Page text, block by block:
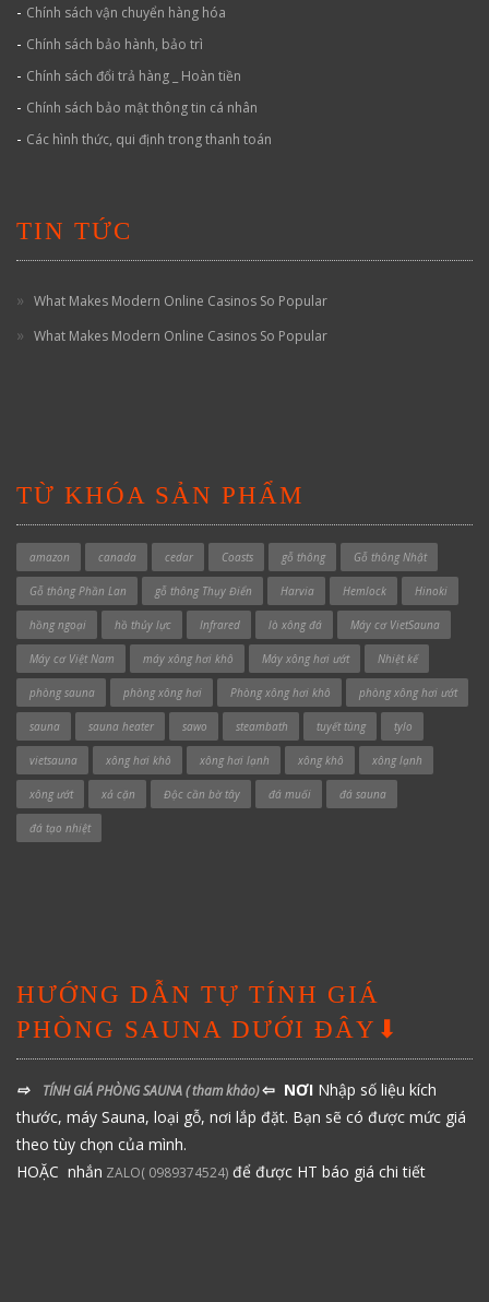
- Chính sách vận chuyển hàng hóa
- Chính sách bảo hành, bảo trì
- Chính sách đổi trả hàng _ Hoàn tiền
- Chính sách bảo mật thông tin cá nhân
- Các hình thức, qui định trong thanh toán
TIN TỨC
What Makes Modern Online Casinos So Popular
What Makes Modern Online Casinos So Popular
TỪ KHÓA SẢN PHẨM
amazon canada cedar Coasts gỗ thông Gỗ thông Nhật
Gỗ thông Phần Lan gỗ thông Thụy Điển Harvia Hemlock Hinoki
hồng ngoại hồ thủy lực Infrared lò xông đá Máy cơ VietSauna
Máy cơ Việt Nam máy xông hơi khô Máy xông hơi ướt Nhiệt kế
phòng sauna phòng xông hơi Phòng xông hơi khô phòng xông hơi ướt
sauna sauna heater sawo steambath tuyết tùng tylo
vietsauna xông hơi khô xông hơi lạnh xông khô xông lạnh
xông ướt xả cặn Độc cần bờ tây đá muối đá sauna
đá tạo nhiệt
HƯỚNG DẪN TỰ TÍNH GIÁ
PHÒNG SAUNA DƯỚI ĐÂY⬇
⇨ TÍNH GIÁ PHÒNG SAUNA( tham khảo)⇦ NƠI Nhập số liệu kích
thước, máy Sauna, loại gỗ, nơi lắp đặt. Bạn sẽ có được mức giá
theo tùy chọn của mình.
HOẶC nhắn ZALO( 0989374524) để được HT báo giá chi tiết